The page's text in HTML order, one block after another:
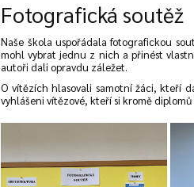
Fotografická soutěž
Naše škola uspořádala fotografickou
mohl vybrat jednu z nich a přinést
autoři dali opravdu záležet.
O vítězích hlasovali samotní žáci, kteří
vyhlášeni vítězové, kteří si kromě